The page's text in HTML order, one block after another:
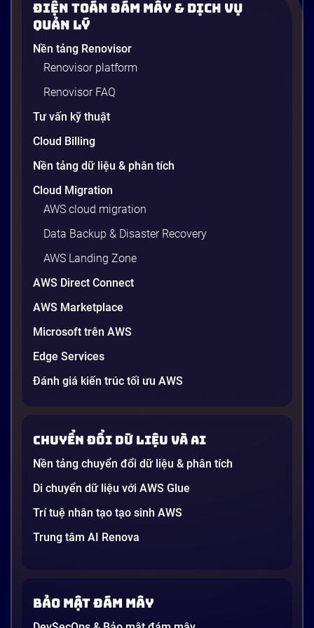
Điện Toán Đám Mây & Dịch Vụ
Quản Lý
Nền tảng Renovisor
Renovisor platform
Renovisor FAQ
Tư vấn kỹ thuật
Cloud Billing
Nền tảng dữ liệu & phân tích
Cloud Migration
AWS cloud migration
Data Backup & Disaster Recovery
AWS Landing Zone
AWS Direct Connect
AWS Marketplace
Microsoft trên AWS
Edge Services
Đánh giá kiến trúc tối ưu AWS
Chuyển đổi dữ liệu và AI
Nền tảng chuyển đổi dữ liệu & phân tích
Di chuyển dữ liệu với AWS Glue
Trí tuệ nhân tạo tạo sinh AWS
Trung tâm AI Renova
Bảo mật đám mây